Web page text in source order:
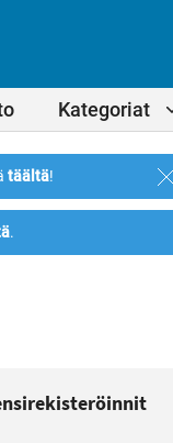
Kategoriat
täältä!
.